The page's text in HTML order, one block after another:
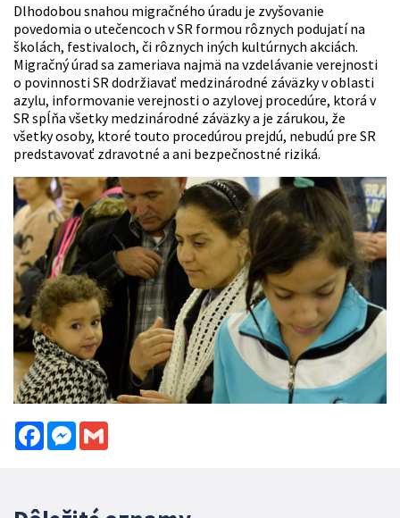
Dlhodobou snahou migračného úradu je zvyšovanie
povedomia o utečencoch v SR formou rôznych podujatí na
školách, festivaloch, či rôznych iných kultúrnych akciách.
Migračný úrad sa zameriava najmä na vzdelávanie verejnosti
o povinnosti SR dodržiavať medzinárodné záväzky v oblasti
azylu, informovanie verejnosti o azylovej procedúre, ktorá v
SR spĺňa všetky medzinárodné záväzky a je zárukou, že
všetky osoby, ktoré touto procedúrou prejdú, nebudú pre SR
predstavovať zdravotné a ani bezpečnostné riziká.
FacebookMessenger